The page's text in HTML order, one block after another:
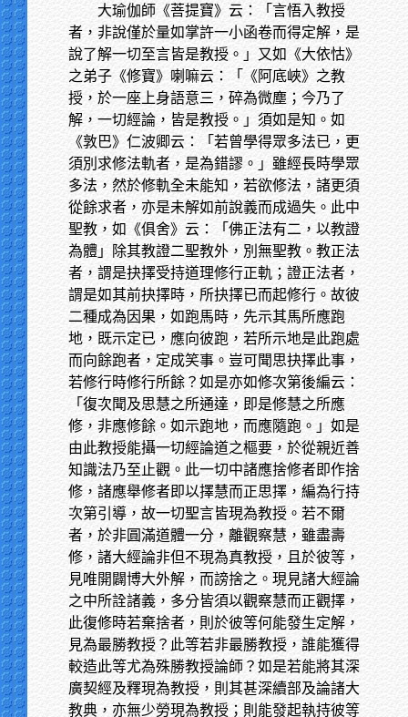
大瑜伽師《菩提寶》云：「言悟入教授
者，非說僅於量如掌許一小函卷而得定解，是
說了解一切至言皆是教授。」又如《大依怙》
之弟子《修寶》喇嘛云：「《阿底峽》之教
授，於一座上身語意三，碎為微塵；今乃了
解，一切經論，皆是教授。」須如是知。如
《敦巴》仁波卿云：「若曾學得眾多法已，更
須別求修法軌者，是為錯謬。」雖經長時學眾
多法，然於修軌全未能知，若欲修法，諸更須
從餘求者，亦是未解如前說義而成過失。此中
聖教，如《俱舍》云：「佛正法有二，以教證
為體」除其教證二聖教外，別無聖教。教正法
者，謂是抉擇受持道理修行正軌；證正法者，
謂是如其前抉擇時，所抉擇已而起修行。故彼
二種成為因果，如跑馬時，先示其馬所應跑
地，既示定已，應向彼跑，若所示地是此跑處
而向餘跑者，定成笑事。豈可聞思抉擇此事，
若修行時修行所餘？如是亦如修次第後編云：
「復次聞及思慧之所通達，即是修慧之所應
修，非應修餘。如示跑地，而應隨跑。」如是
由此教授能攝一切經論道之樞要，於從親近善
知識法乃至止觀。此一切中諸應捨修者即作捨
修，諸應舉修者即以擇慧而正思擇，編為行持
次第引導，故一切聖言皆現為教授。若不爾
者，於非圓滿道體一分，離觀察慧，雖盡壽
修，諸大經論非但不現為真教授，且於彼等，
見唯開闢博大外解，而謗捨之。現見諸大經論
之中所詮諸義，多分皆須以觀察慧而正觀擇，
此復修時若棄捨者，則於彼等何能發生定解，
見為最勝教授？此等若非最勝教授，誰能獲得
較造此等尤為殊勝教授論師？如是若能將其深
廣契經及釋現為教授，則其甚深續部及論諸大
教典，亦無少勞現為教授；則能發起執持彼等